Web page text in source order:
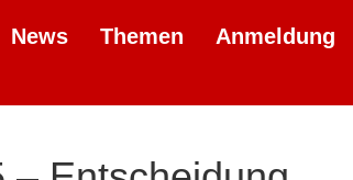
News Themen Anmeldung